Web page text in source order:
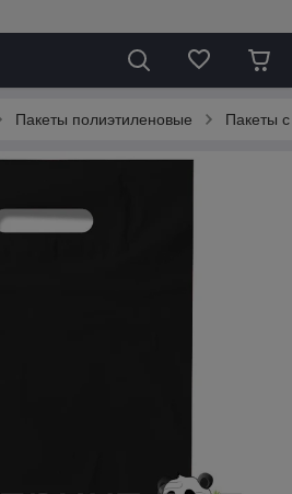
Пакеты полиэтиленовые Пакеты